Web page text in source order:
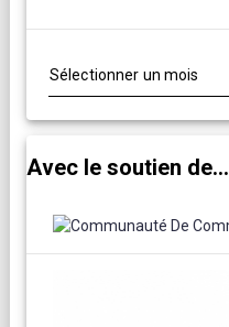
Avec le soutien de...